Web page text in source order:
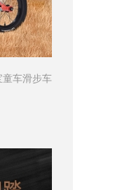
童车滑步车